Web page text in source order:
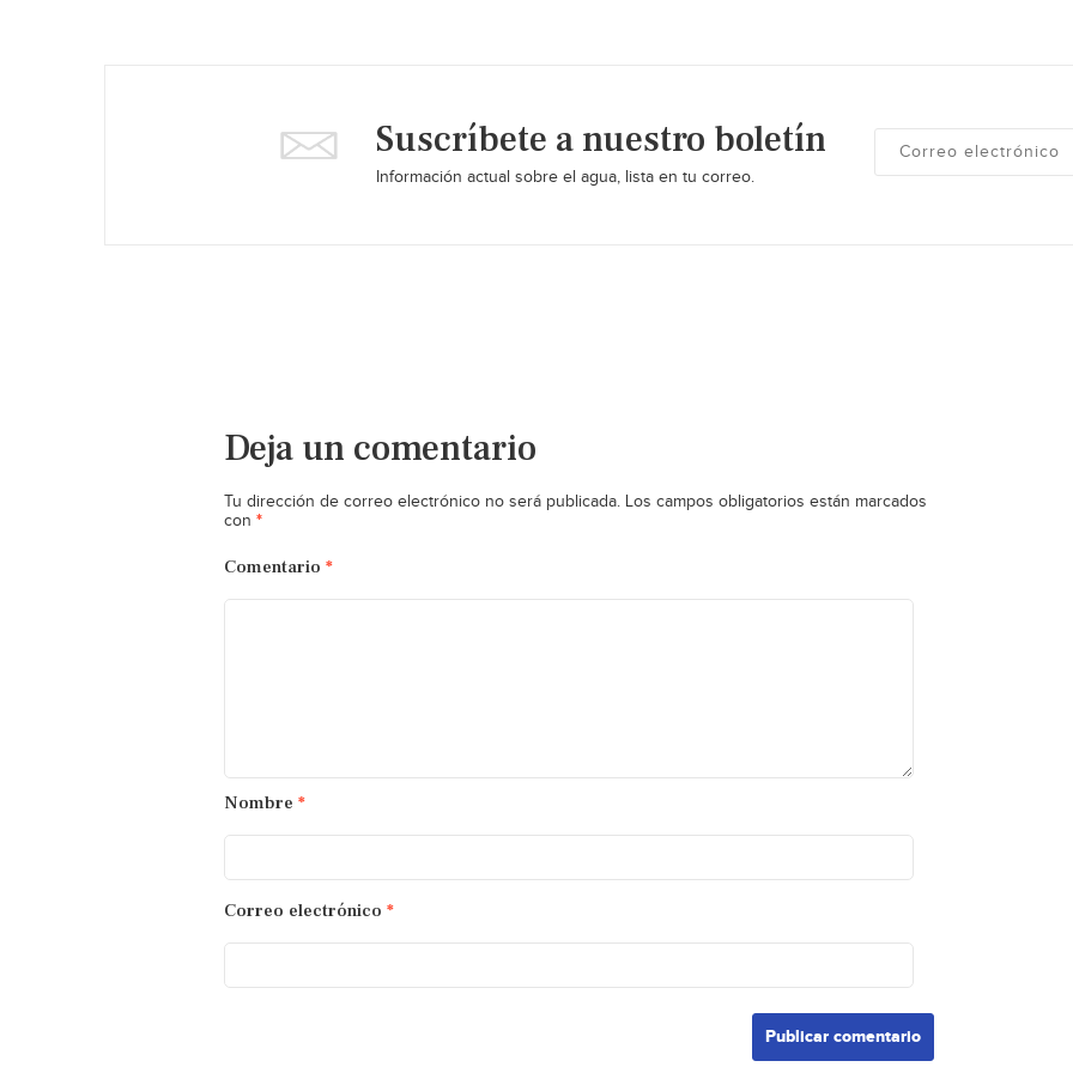
Suscríbete a nuestro boletín
Información actual sobre el agua, lista en tu correo.
Deja un comentario
Tu dirección de correo electrónico no será publicada. Los campos obligatorios están marcados
con *
Comentario *
Nombre *
Correo electrónico *